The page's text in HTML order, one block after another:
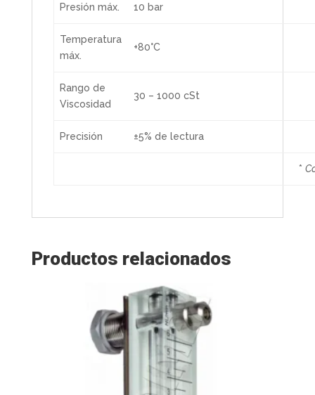
Presión máx. 10 bar
Temperatura
máx.
+80°C
Rango de
Viscosidad
30 – 1000 cSt
Precisión ±5% de lectura
*
Productos relacionados